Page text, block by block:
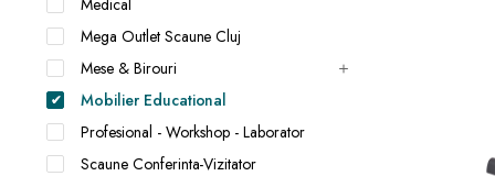
Medical
Mega Outlet Scaune Cluj
Mese & Birouri
Mobilier Educational
Profesional - Workshop - Laborator
Scaune Conferinta-Vizitator